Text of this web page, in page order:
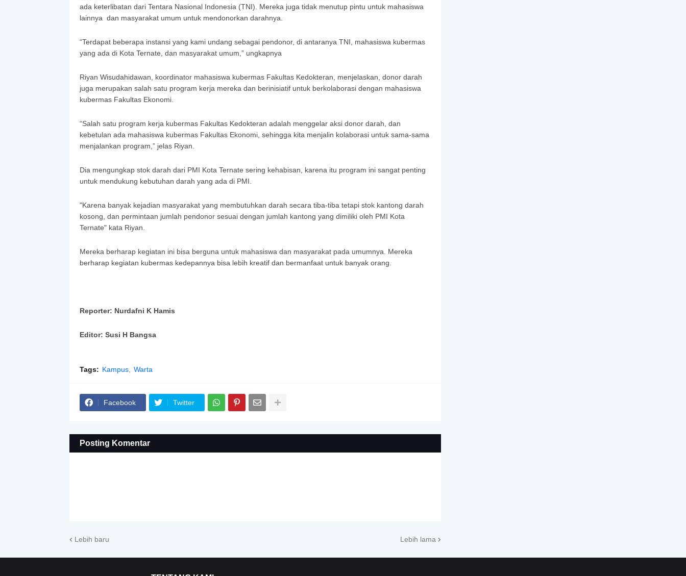
ada keterlibatan dari Tentara Nasional Indonesia (TNI). Mereka juga tidak menutup pintu untuk mahasiswa
lainnya dan masyarakat umum untuk mendonorkan darahnya.
“Terdapat beberapa instansi yang kami undang sebagai pendonor, di antaranya TNI, mahasiswa kubermas
yang ada di Kota Ternate, dan masyarakat umum,” ungkapnya
Riyan Wisudahidawan, koordinator mahasiswa kubermas Fakultas Kedokteran, menjelaskan, donor darah
juga merupakan salah satu program kerja mereka dan berinisiatif untuk berkolaborasi dengan mahasiswa
kubermas Fakultas Ekonomi.
“Salah satu program kerja kubermas Fakultas Kedokteran adalah menggelar aksi donor darah, dan
kebetulan ada mahasiswa kubermas Fakultas Ekonomi, sehingga kita menjalin kolaborasi untuk sama-sama
menjalankan program,” jelas Riyan.
Dia mengungkap stok darah dari PMI Kota Ternate sering kehabisan, karena itu program ini sangat penting
untuk mendukung kebutuhan darah yang ada di PMI.
"Karena banyak kejadian masyarakat yang membutuhkan darah secara tiba-tiba tetapi stok kantong darah
kosong, dan permintaan jumlah pendonor sesuai dengan jumlah kantong yang dimiliki oleh PMI Kota
Ternate" kata Riyan.
Mereka berharap kegiatan ini bisa berguna untuk mahasiswa dan masyarakat pada umumnya. Mereka
berharap kegiatan kubermas kedepannya bisa lebih kreatif dan bermanfaat untuk banyak orang.
Reporter: Nurdafni K Hamis
Editor: Susi H Bangsa
Tags: Kampus Warta
Facebook Twitter
Posting Komentar
Lebih baru Lebih lama